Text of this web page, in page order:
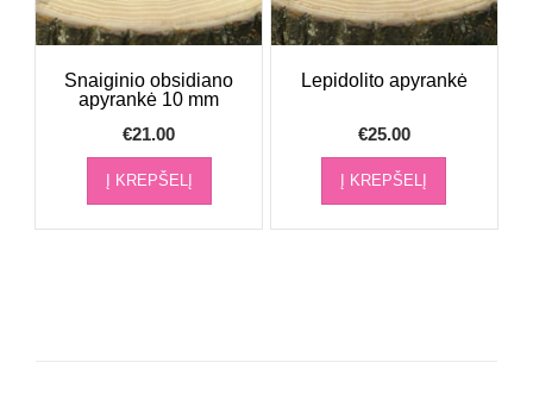
Snaiginio obsidiano
apyrankė 10 mm
€21.00
Į KREPŠELĮ
Lepidolito apyrankė
€25.00
Į KREPŠELĮ